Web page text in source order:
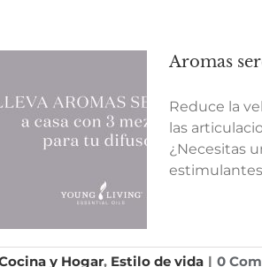
Aromas
Reduce la
las
¿Necesitas
y Hogar, Estilo de vida | 0